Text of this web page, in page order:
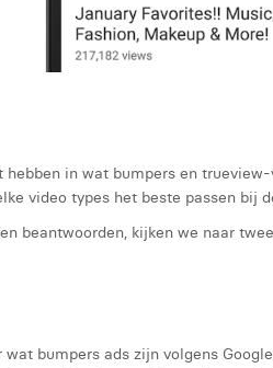
in wat bumpers en
video types het beste passen bij
beantwoorden, kijken we naar
bumpers ads zijn volgens